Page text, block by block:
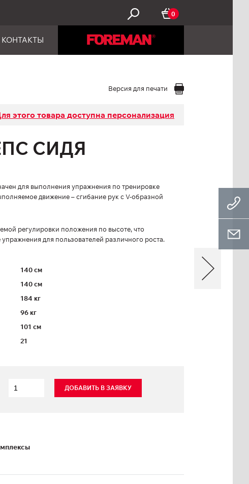
0
КОНТАКТЫ
Версия для печати
этого товара доступна персонализация
СИДЯ
для выполнения упражнения по тренировке
движение – сгибание рук с V-образной
регулировки положения по высоте, что
для пользователей различного роста.
140 см
140 см
184 кг
96 кг
101 см
21
ДОБАВИТЬ В ЗАЯВКУ